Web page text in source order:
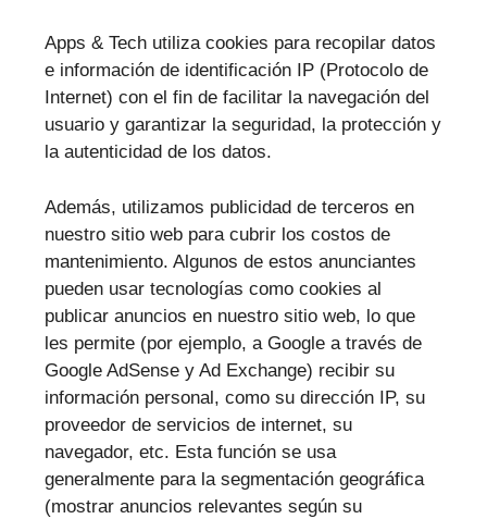
Apps & Tech utiliza cookies para recopilar datos
e información de identificación IP (Protocolo de
Internet) con el fin de facilitar la navegación del
usuario y garantizar la seguridad, la protección y
la autenticidad de los datos.
Además, utilizamos publicidad de terceros en
nuestro sitio web para cubrir los costos de
mantenimiento. Algunos de estos anunciantes
pueden usar tecnologías como cookies al
publicar anuncios en nuestro sitio web, lo que
les permite (por ejemplo, a Google a través de
Google AdSense y Ad Exchange) recibir su
información personal, como su dirección IP, su
proveedor de servicios de internet, su
navegador, etc. Esta función se usa
generalmente para la segmentación geográfica
(mostrar anuncios relevantes según su